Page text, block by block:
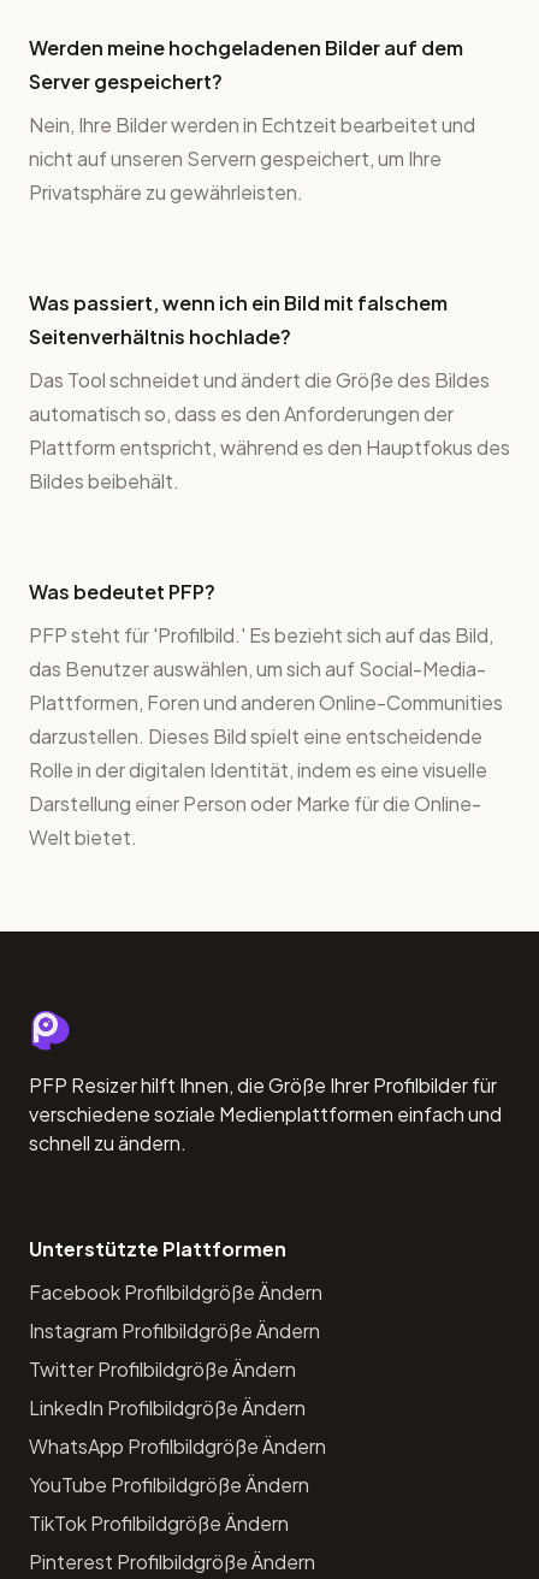
Werden meine hochgeladenen Bilder auf dem
Server gespeichert?
Nein, Ihre Bilder werden in Echtzeit bearbeitet und
nicht auf unseren Servern gespeichert, um Ihre
Privatsphäre zu gewährleisten.
Was passiert, wenn ich ein Bild mit falschem
Seitenverhältnis hochlade?
Das Tool schneidet und ändert die Größe des Bildes
automatisch so, dass es den Anforderungen der
Plattform entspricht, während es den Hauptfokus des
Bildes beibehält.
Was bedeutet PFP?
PFP steht für 'Profilbild.' Es bezieht sich auf das Bild,
das Benutzer auswählen, um sich auf Social-Media-
Plattformen, Foren und anderen Online-Communities
darzustellen. Dieses Bild spielt eine entscheidende
Rolle in der digitalen Identität, indem es eine visuelle
Darstellung einer Person oder Marke für die Online-
Welt bietet.
PFP Resizer hilft Ihnen, die Größe Ihrer Profilbilder für
verschiedene soziale Medienplattformen einfach und
schnell zu ändern.
Unterstützte Plattformen
Facebook Profilbildgröße Ändern
Instagram Profilbildgröße Ändern
Twitter Profilbildgröße Ändern
LinkedIn Profilbildgröße Ändern
WhatsApp Profilbildgröße Ändern
YouTube Profilbildgröße Ändern
TikTok Profilbildgröße Ändern
Pinterest Profilbildgröße Ändern